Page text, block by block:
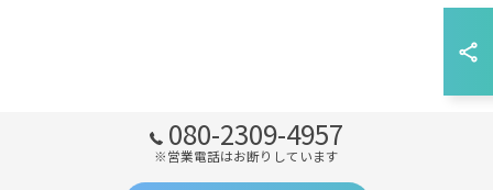
080-2309-4957
※営業電話はお断りしています